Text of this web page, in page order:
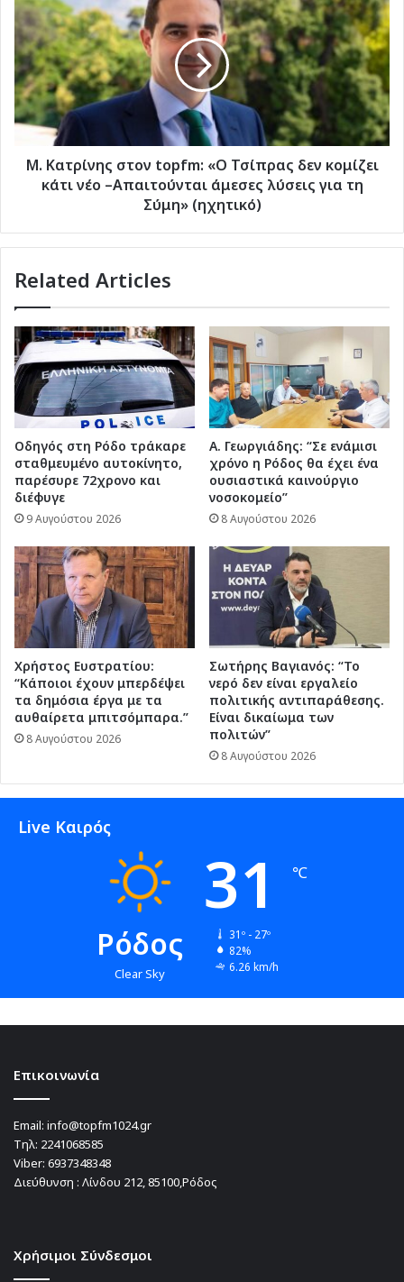
Κατρίνης
στον
topfm:
«Ο
Τσίπρας
δεν
κομίζει
νέο
λύσεις
τη
(ηχητικό)
Μ. Κατρίνης στον topfm: «Ο Τσίπρας δεν κομίζει
κάτι νέο –Απαιτούνται άμεσες λύσεις για τη
Σύμη» (ηχητικό)
Related Articles
Οδηγός στη Ρόδο τράκαρε
σταθμευμένο αυτοκίνητο,
παρέσυρε 72χρονο και
διέφυγε
9 Αυγούστου 2026
Α. Γεωργιάδης: “Σε ενάμισι
χρόνο η Ρόδος θα έχει ένα
ουσιαστικά καινούργιο
νοσοκομείο”
8 Αυγούστου 2026
Χρήστος Ευστρατίου:
“Κάποιοι έχουν μπερδέψει
τα δημόσια έργα με τα
αυθαίρετα μπιτσόμπαρα.”
8 Αυγούστου 2026
Σωτήρης Βαγιανός: “Το
νερό δεν είναι εργαλείο
πολιτικής αντιπαράθεσης.
Είναι δικαίωμα των
πολιτών”
8 Αυγούστου 2026
Live Καιρός
Ρόδος
Clear Sky
31 ℃
31º - 27º
82%
6.26 km/h
Επικοινωνία
Email: info@topfm1024.gr
Τηλ: 2241068585
Viber: 6937348348
Διεύθυνση : Λίνδου 212, 85100,Ρόδος
Χρήσιμοι Σύνδεσμοι